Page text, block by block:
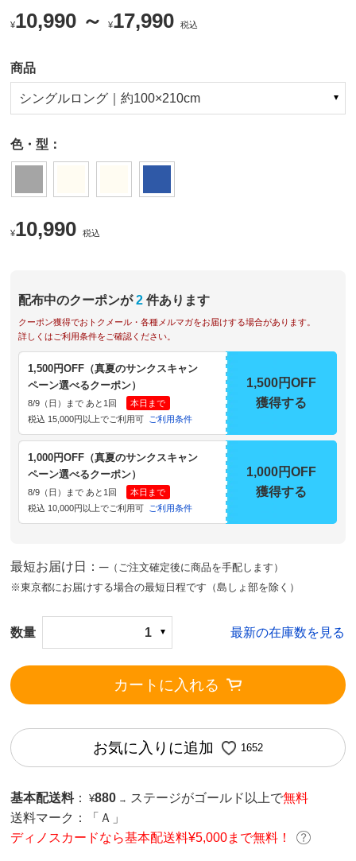
¥10,990 ～¥17,990 税込
商品
シングルロング｜約100×210cm
色・型：
¥10,990 税込
配布中のクーポンが 2 件あります
クーポン獲得でおトクメール・各種メルマガをお届けする場合があります。
詳しくはご利用条件をご確認ください。
1,500円OFF（真夏のサンクスキャン
ペーン選べるクーポン）
8/9（日）まで あと1回
本日まで
税込 15,000円以上でご利用可
ご利用条件
1,500円OFF
獲得する
1,000円OFF（真夏のサンクスキャン
ペーン選べるクーポン）
8/9（日）まで あと1回
本日まで
税込 10,000円以上でご利用可
ご利用条件
1,000円OFF
獲得する
最短お届け日：─（ご注文確定後に商品を手配します）
※東京都にお届けする場合の最短日程です（島しょ部を除く）
数量 1 最新の在庫数を見る
カートに入れる
お気に入りに追加 1652
基本配送料 ： ¥880 → ステージがゴールド以上で無料
送料マーク：
「Ａ」
ディノスカードなら基本配送料¥5,000まで無料！